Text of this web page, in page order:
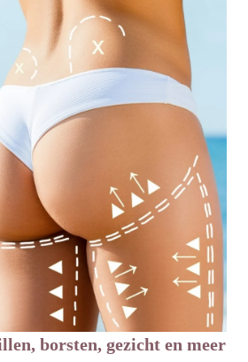
borsten, gezicht en meer